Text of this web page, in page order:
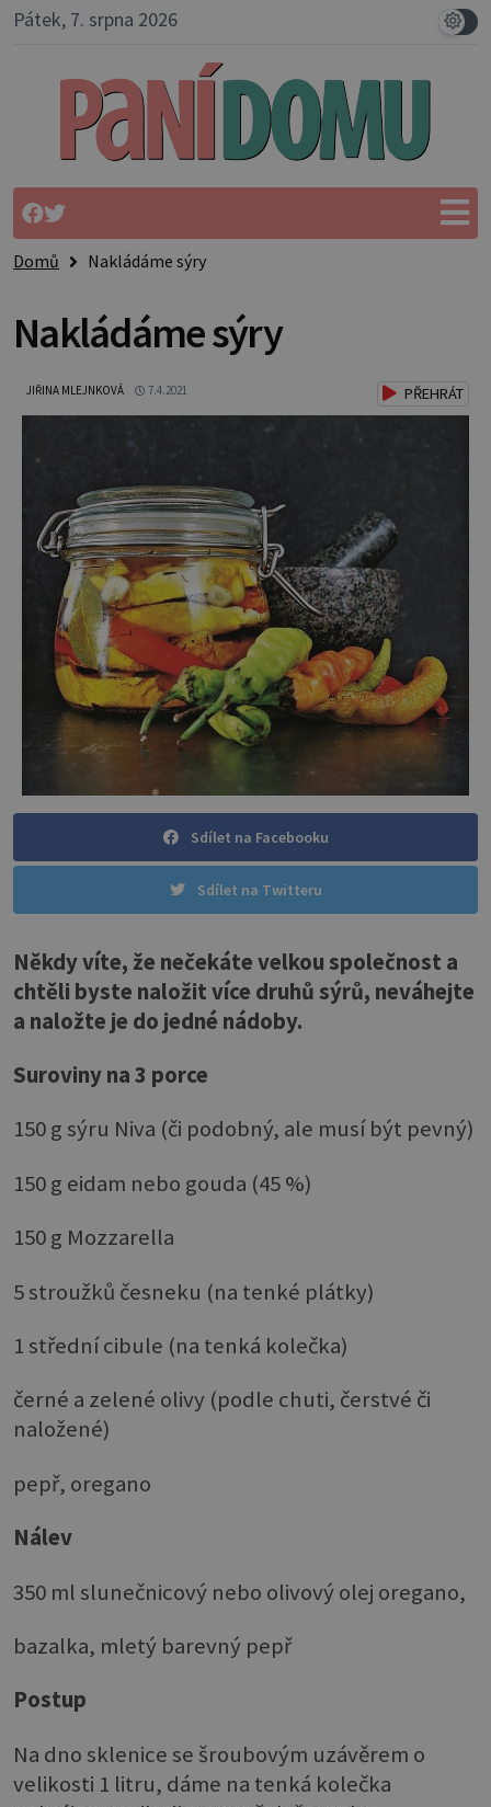
Pátek, 7. srpna 2026
Domů Nakládáme sýry
Nakládáme sýry
JIŘINA MLEJNKOVÁ 7.4.2021 PŘEHRÁT
Sdílet na Facebooku
Sdílet na Twitteru
Někdy víte, že nečekáte velkou společnost a
chtěli byste naložit více druhů sýrů, neváhejte
a naložte je do jedné nádoby.
Suroviny na 3 porce
150 g sýru Niva (či podobný, ale musí být pevný)
150 g eidam nebo gouda (45 %)
150 g Mozzarella
5 stroužků česneku (na tenké plátky)
1 střední cibule (na tenká kolečka)
černé a zelené olivy (podle chuti, čerstvé či
naložené)
pepř, oregano
Nálev
350 ml slunečnicový nebo olivový olej oregano,
bazalka, mletý barevný pepř
Postup
Na dno sklenice se šroubovým uzávěrem o
velikosti 1 litru, dáme na tenká kolečka